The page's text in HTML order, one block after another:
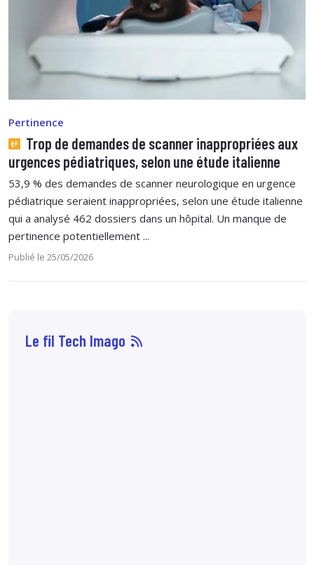
Pertinence
Trop de demandes de scanner inappropriées aux
urgences pédiatriques, selon une étude italienne
53,9 % des demandes de scanner neurologique en urgence
pédiatrique seraient inappropriées, selon une étude italienne
qui a analysé 462 dossiers dans un hôpital. Un manque de
pertinence potentiellement ...
Publié le 25/05/2026
Le fil Tech Imago